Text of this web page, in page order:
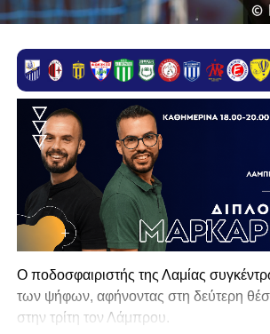
Ο ποδοσφαιριστής της Λαμίας
των ψήφων, αφήνοντας στη δεύτερη θέση
στην τρίτη τον Λάμπρου.